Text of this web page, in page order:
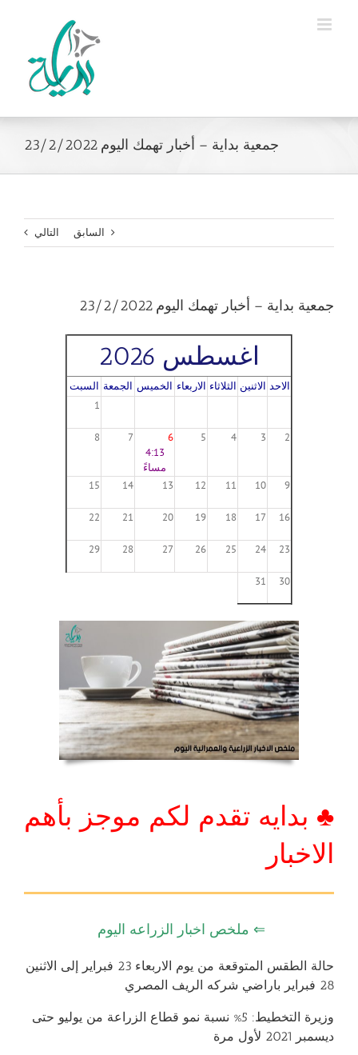
جمعية بداية – أخبار تهمك اليوم 23/2/2022
السابق التالي
جمعية بداية – أخبار تهمك اليوم 23/2/2022
اغسطس 2026
الاحد الاثنين الثلاثاء الاربعاء الخميس الجمعة السبت
1
2
3
4
5
6
4:13
مساءً
7
8
9
10
11
12
13
14
15
16
17
18
19
20
21
22
23
24
25
26
27
28
29
30
31
♣ بدايه تقدم لكم موجز بأهم
الاخبار
⇐ ملخص اخبار الزراعه اليوم
حالة الطقس المتوقعة من يوم الاربعاء 23 فبراير إلى الاثنين
28 فبراير باراضي شركه الريف المصري
وزيرة التخطيط: 5% نسبة نمو قطاع الزراعة من يوليو حتى
ديسمبر 2021 لأول مرة